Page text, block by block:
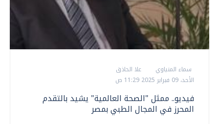
سماء المنياوي
علا الحاذق
الأحد، 09 فبراير 2025 11:29 ص
فيديو.. ممثل "الصحة العالمية" يشيد بالتقدم
المحرز في المجال الطبي بمصر